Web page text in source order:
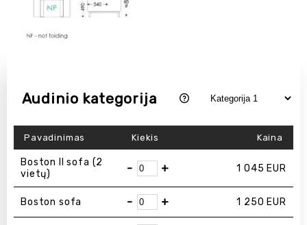
Audinio kategorija
Pavadinimas Kiekis Kaina
Boston ІІ sofa (2
vietų)
- + 1 045 EUR
Boston sofa - + 1 250 EUR